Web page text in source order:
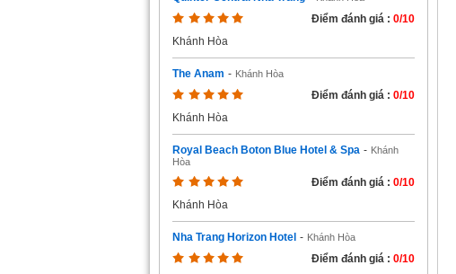
Điểm đánh giá : 0/10
Khánh Hòa
The Anam - Khánh Hòa
Điểm đánh giá : 0/10
Khánh Hòa
Royal Beach Boton Blue Hotel & Spa - Khánh
Hòa
Điểm đánh giá : 0/10
Khánh Hòa
Nha Trang Horizon Hotel - Khánh Hòa
Điểm đánh giá : 0/10